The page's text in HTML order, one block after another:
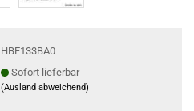
HBF133BA0
Sofort lieferbar
(Ausland abweichend)